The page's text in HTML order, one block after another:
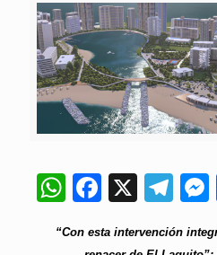
WhatsApp
X
“Con esta intervención